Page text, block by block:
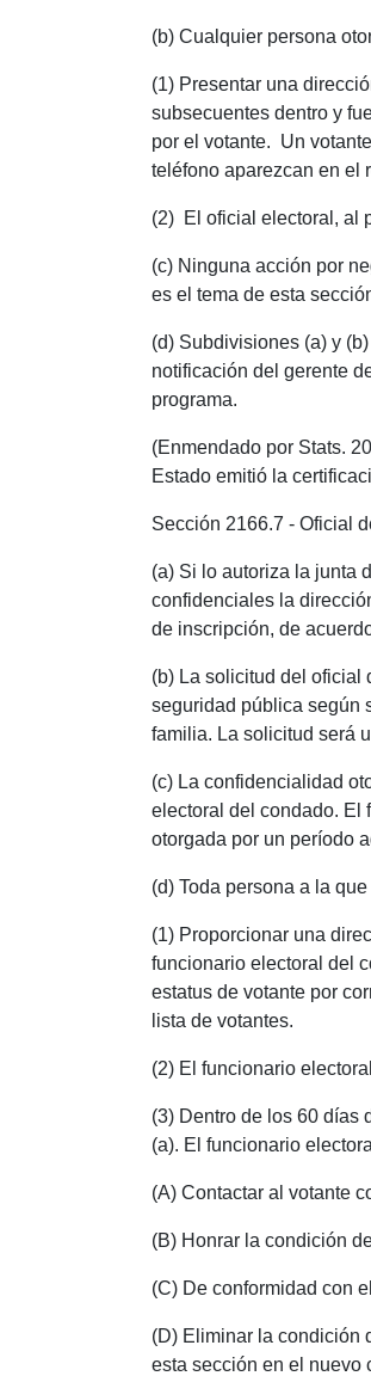
(b) Cualquier persona
(1) Presentar una
subsecuentes dentro y
por el votante. Un
teléfono aparezcan en el
(2) El oficial electoral, al
(c) Ninguna acción por
es el tema de esta
(d) Subdivisiones (a) y
notificación del gerente
programa.
(Enmendado por Stats.
Estado emitió la
Sección 2166.7 - Oficial
(a) Si lo autoriza la junta
confidenciales la
de inscripción, de
(b) La solicitud del oficial
seguridad pública según
familia. La solicitud será
(c) La confidencialidad
electoral del condado. El
otorgada por un período
(d) Toda persona a la
(1) Proporcionar una
funcionario electoral del
estatus de votante por
lista de votantes.
(2) El funcionario
(3) Dentro de los 60 días
(a). El funcionario
(A) Contactar al votante
(B) Honrar la condición
(C) De conformidad con
(D) Eliminar la condición
esta sección en el nuevo